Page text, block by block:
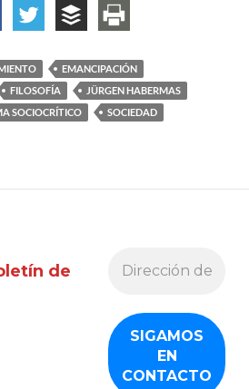
EMANCIPACIÓN
FILOSOFÍA
JÜRGEN HABERMAS
SOCIOCRÍTICO
SOCIEDAD
de